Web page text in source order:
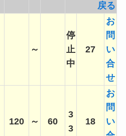
戻る
～
停
止
中
27
お
問
い
合
せ
120 ～ 60
3
3
18
お
問
い